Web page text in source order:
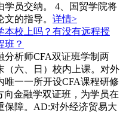
学员交纳。 4、国贸学院将
的指导。 详情>
本校上吗？有没有远程授
班？
分析师CFA双证班学制两
（六、日）校内上课。对外
一一所开设CFA课程研修
金融学双证班，为学员在
保障。AD:对外经济贸易大